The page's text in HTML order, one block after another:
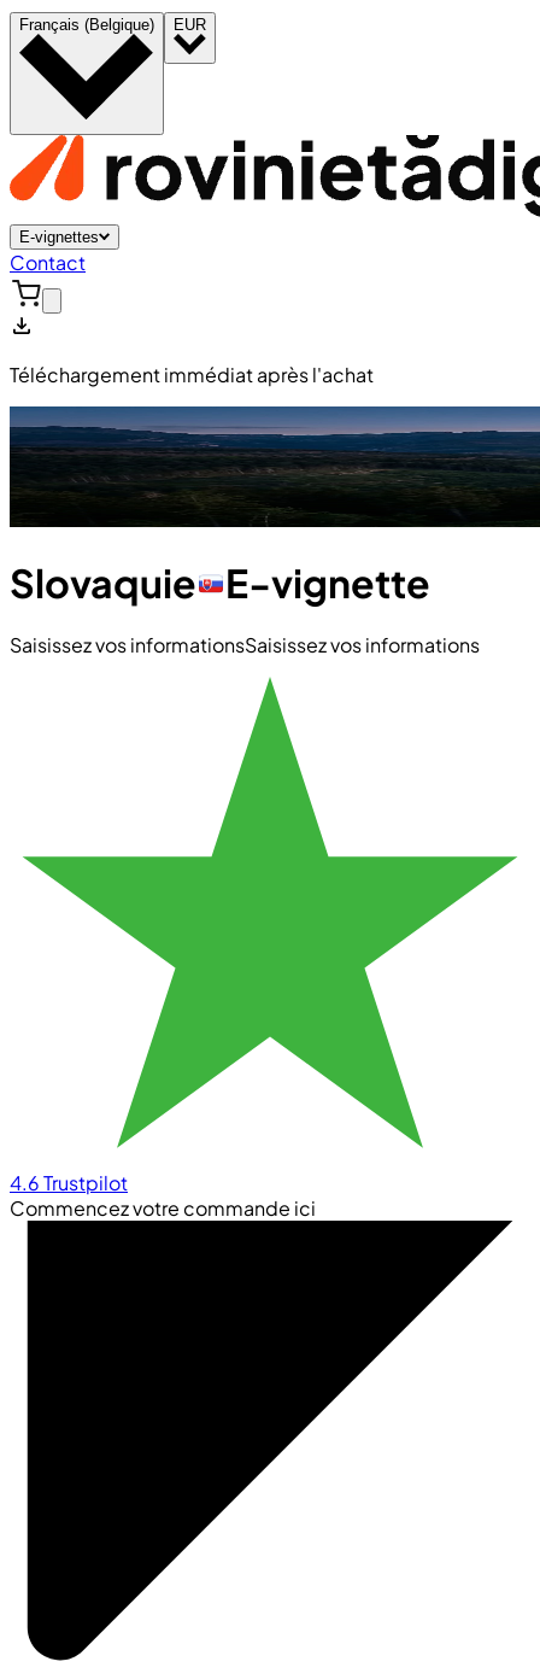
Français (Belgique) EUR
E-vignettes
Contact
Téléchargement immédiat après l'achat
Slovaquie E-vignette
Saisissez vos informationsSaisissez vos informations
4.6Trustpilot
Commencez votre commande ici